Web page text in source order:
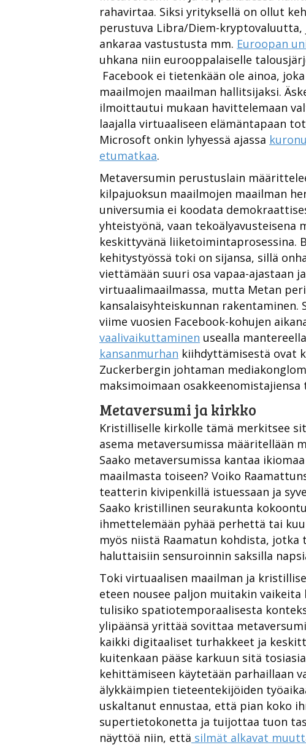
rahavirtaa. Siksi yrityksellä on ollut
perustuva Libra/Diem-kryptovaluutta,
ankaraa vastustusta mm. Euroopan
uhkana niin eurooppalaiselle
Facebook ei tietenkään ole ainoa,
maailmojen maailman hallitsijaksi.
ilmoittautui mukaan havittelemaan
laajalla virtuaaliseen elämäntapaan
Microsoft onkin lyhyessä ajassa
etumatkaa.
Metaversumin perustuslain
kilpajuoksun maailmojen maailman
universumia ei koodata
yhteistyönä, vaan tekoälyavusteisena
keskittyvänä liiketoimintaprosessina.
kehitystyössä toki on sijansa, sillä
viettämään suuri osa vapaa-ajastaan
virtuaalimaailmassa, mutta Metan
kansalaisyhteiskunnan rakentaminen.
viime vuosien Facebook-kohujen
vaalivaikuttaminen usealla
kansanmurhan kiihdyttämisestä ovat
Zuckerbergin johtaman
maksimoimaan
Metaversumi ja kirkko
Kristilliselle kirkolle tämä merkitsee
asema metaversumissa määritellään
Saako metaversumissa kantaa
maailmasta toiseen? Voiko
teatterin kivipenkillä istuessaan ja
Saako kristillinen seurakunta
ihmettelemään pyhää perhettä tai
myös niistä Raamatun kohdista,
haluttaisiin sensuroinnin saksilla
Toki virtuaalisen maailman ja
eteen nousee paljon muitakin
tulisiko spatiotemporaalisesta
ylipäänsä yrittää sovittaa
kaikki digitaaliset turhakkeet ja
kuitenkaan pääse karkuun sitä
kehittämiseen käytetään parhaillaan
älykkäimpien tieteentekijöiden
uskaltanut ennustaa, että pian koko
supertietokonetta ja tuijottaa tuon
näyttöä niin, että silmät alkavat